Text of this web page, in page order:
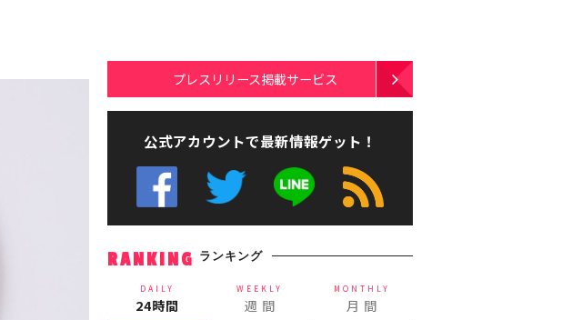
プレスリリース掲載サービス
公式アカウントで最新情報ゲット！
RANKING ランキング
DAILY
24時間
WEEKLY
週 間
MONTHLY
月 間